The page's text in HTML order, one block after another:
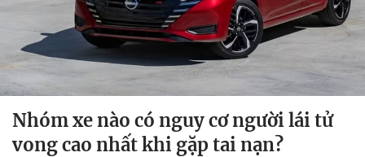
Nhóm xe nào có nguy cơ người lái tử
vong cao nhất khi gặp tai nạn?